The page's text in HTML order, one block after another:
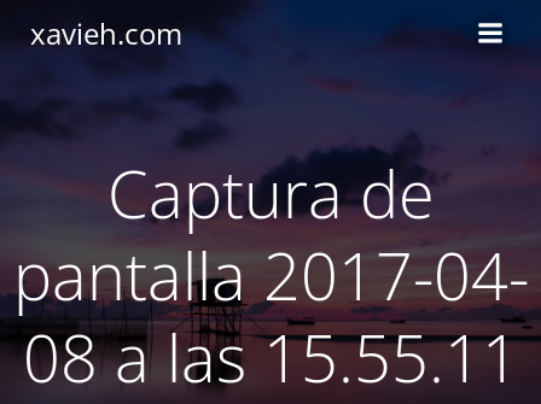
xavieh.com
Captura de
pantalla 2017-04-
08 a las 15.55.11